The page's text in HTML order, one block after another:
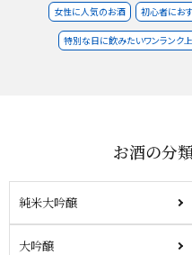
女性に人気のお酒 初心者にお
特別な日に飲みたいワンランク
お酒の分
純米大吟醸
大吟醸